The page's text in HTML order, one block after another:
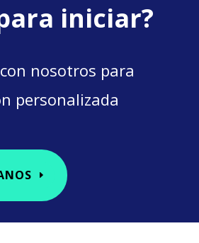
iniciar?
nosotros para
personalizada